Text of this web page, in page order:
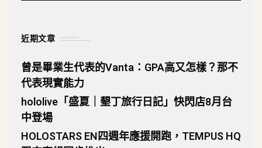
近期文章
曾是畢業生代表的Vanta：GPA高又怎樣？那不
代表現實能力
hololive「盛夏｜墾丁旅行日記」快閃店8月台
中登場
HOLOSTARS EN四週年應援開跑，TEMPUS HQ